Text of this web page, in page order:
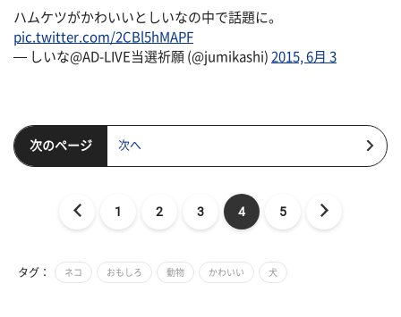
ハムケツがかわいいとしいなの中で話題に。
pic.twitter.com/2CBl5hMAPF
— しいな@AD-LIVE当選祈願 (@jumikashi) 2015, 6月 3
次のページ 次へ
1 2 3 4 5
タグ： ネコ おもしろ 動物 かわいい 犬